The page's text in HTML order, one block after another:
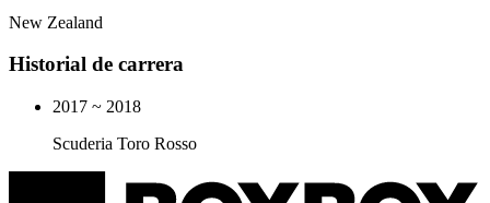
New Zealand
Historial de carrera
2017 ~ 2018
Scuderia Toro Rosso